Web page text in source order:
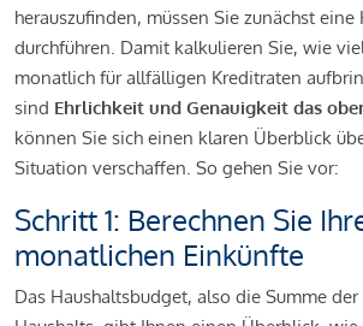
herauszufinden, müssen Sie zunächst eine
durchführen. Damit kalkulieren Sie, wie
monatlich für allfälligen Kreditraten
sind Ehrlichkeit und Genauigkeit das
können Sie sich einen klaren Überblick
Situation verschaffen. So gehen Sie vor:
Schritt 1: Berechnen Sie
monatlichen Einkünfte
Das Haushaltsbudget, also die Summe